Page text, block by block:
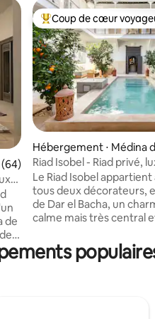
moyenne sur la base de
de
El
Coups de cœur
Coup de cœur
Hébergement ⋅ Médina
Marrakech
Riad Isobel - Riad privé,
accueillir 8 personnes,
Le Riad Isobel appartient
tous deux décorateurs,
de Dar el Bacha, un
calme mais très central
normes les plus élevées
ressembler à votre